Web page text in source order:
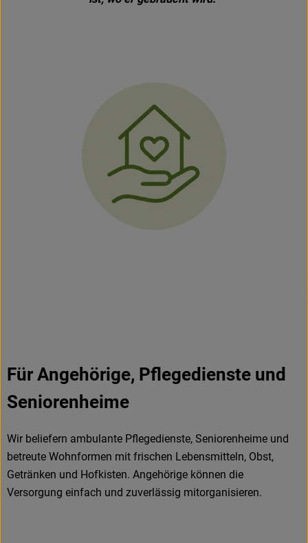
Für Angehörige, Pflegedienste und
Seniorenheime
Wir beliefern ambulante Pflegedienste, Seniorenheime und
betreute Wohnformen mit frischen Lebensmitteln, Obst,
Getränken und Hofkisten. Angehörige können die
Versorgung einfach und zuverlässig mitorganisieren.